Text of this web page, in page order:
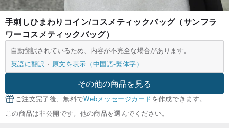
手刺しひまわりコイン/コスメティックバッグ（サンフラ
ワーコスメティックバッグ）
自動翻訳されているため、内容が不完全な場合があります。
英語に翻訳
原文を表示（中国語-繁体字）
その他の商品を見る
ご注文完了後、無料でWebメッセージカードを作成できます。
この商品は非公開です。他の商品を選んでください。